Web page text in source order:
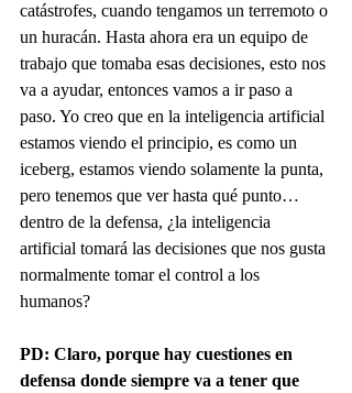
catástrofes, cuando tengamos un terremoto o
un huracán. Hasta ahora era un equipo de
trabajo que tomaba esas decisiones, esto nos
va a ayudar, entonces vamos a ir paso a
paso. Yo creo que en la inteligencia artificial
estamos viendo el principio, es como un
iceberg, estamos viendo solamente la punta,
pero tenemos que ver hasta qué punto…
dentro de la defensa, ¿la inteligencia
artificial tomará las decisiones que nos gusta
normalmente tomar el control a los
humanos?
PD: Claro, porque hay cuestiones en
defensa donde siempre va a tener que